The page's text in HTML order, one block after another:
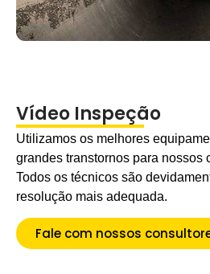
Vídeo Inspeção
Utilizamos os melhores
grandes transtornos para nossos
Todos os técnicos são
resolução mais adequada.
Fale com nossos